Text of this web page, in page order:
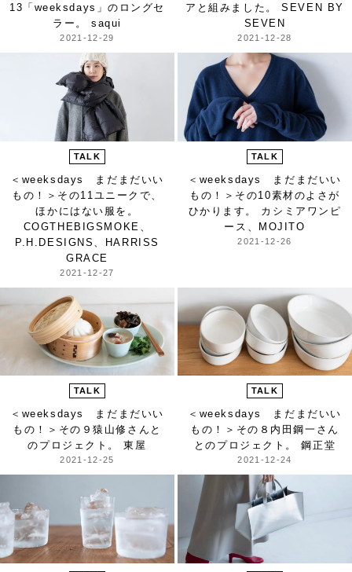
13「weeksdays」のロングセ
ラー。 saqui
2021-12-29
アと組みました。 SEVEN BY
SEVEN
2021-12-28
TALK
＜weeksdays まだまだいい
もの！＞ その11ユニークで、
ほかにはない服を。
COGTHEBIGSMOKE、
P.H.DESIGNS、HARRISS
GRACE
2021-12-27
TALK
＜weeksdays まだまだいい
もの！＞ その10素材のよさが
ひかります。 カシミアワンピ
ース、MOJITO
2021-12-26
TALK
＜weeksdays まだまだいい
もの！＞ その９猿山修さんと
のプロジェクト。 東屋
2021-12-25
TALK
＜weeksdays まだまだいい
もの！＞ その８内田鋼一さん
とのプロジェクト。 鋼正堂
2021-12-24